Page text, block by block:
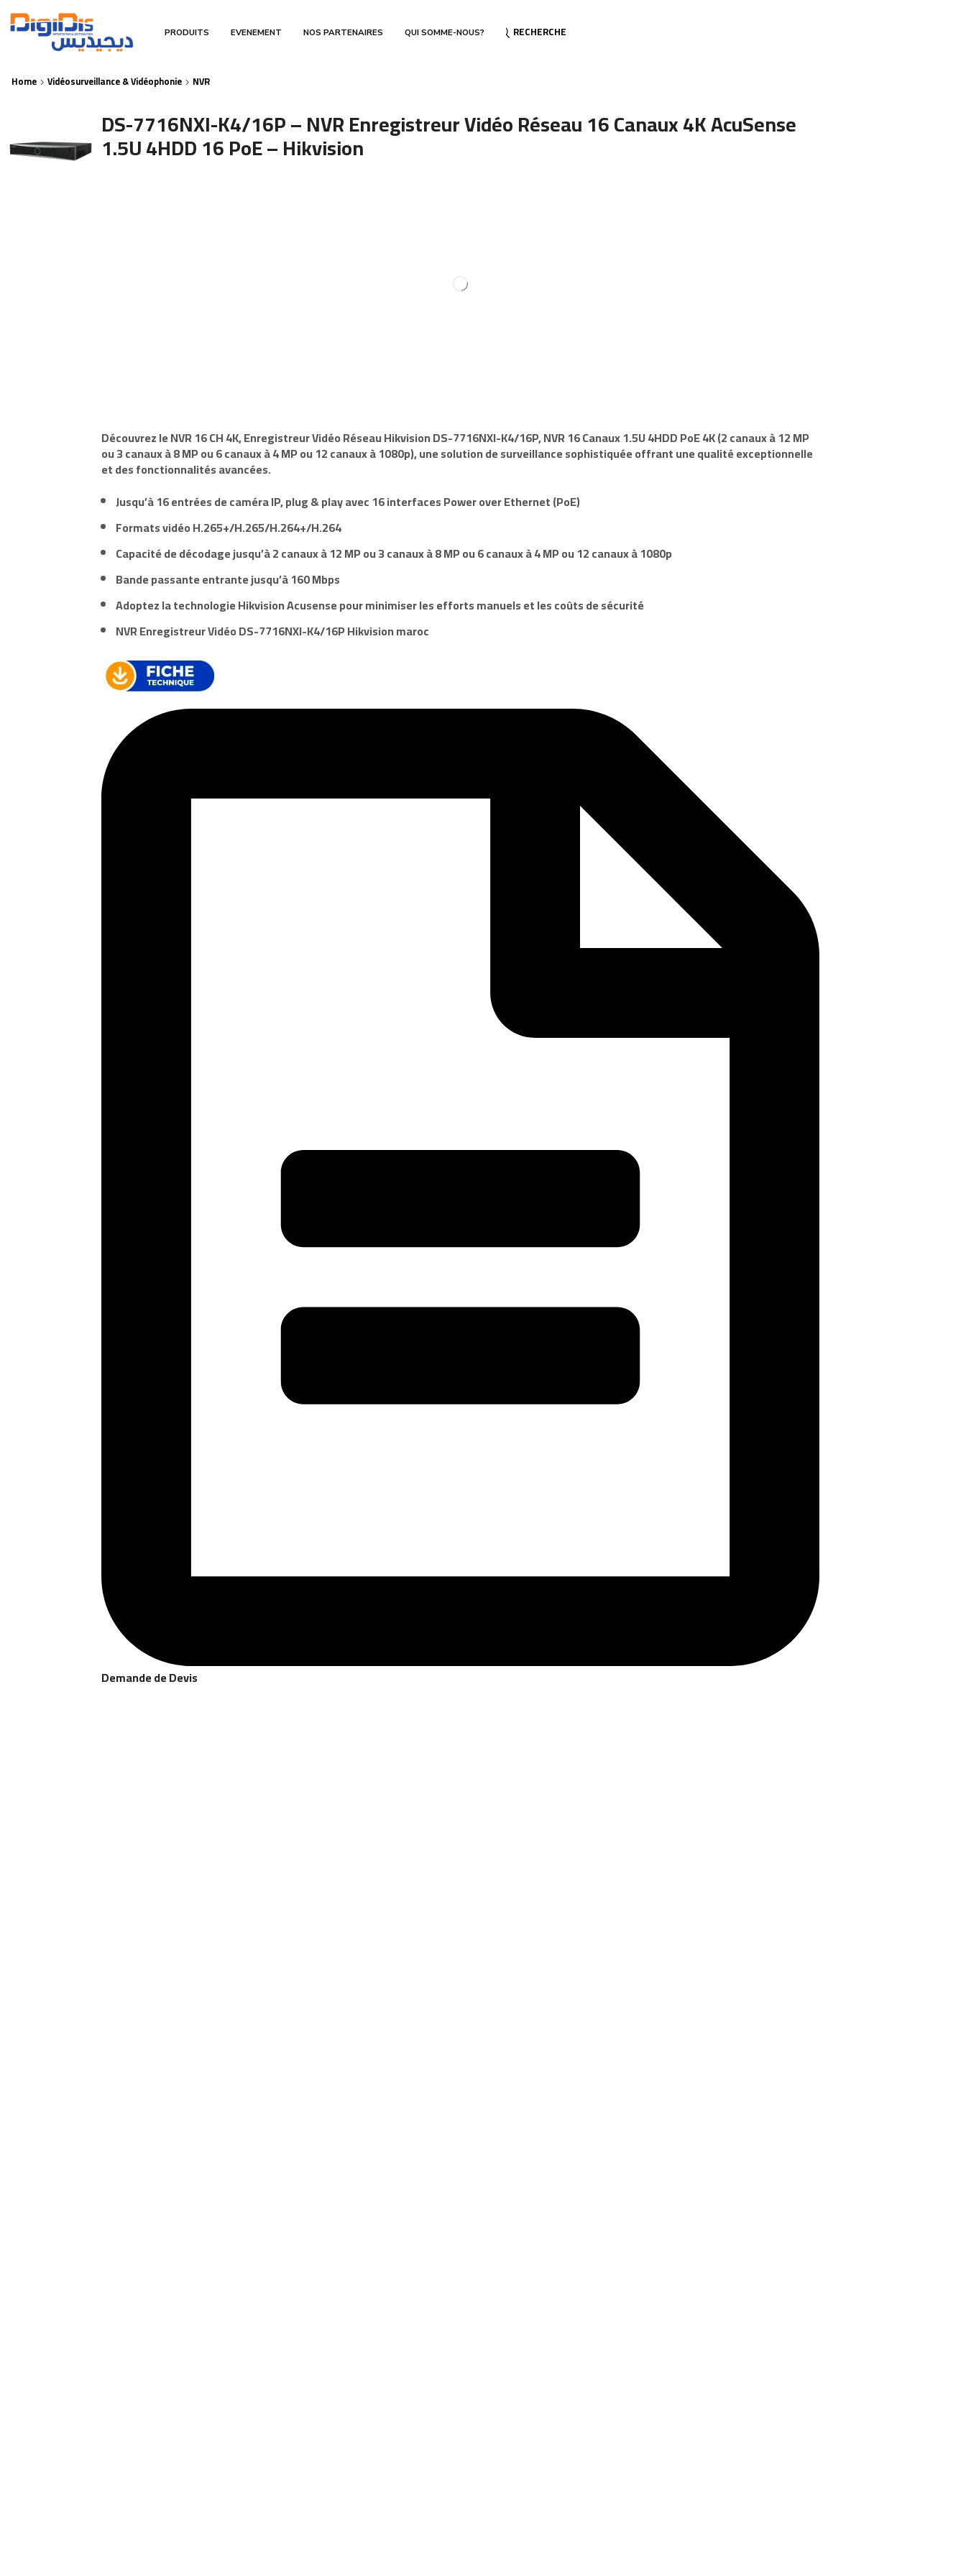
PRODUITS EVENEMENT NOS PARTENAIRES QUI SOMME-NOUS? RECHERCHE
Home Vidéosurveillance & Vidéophonie NVR
DS-7716NXI-K4/16P – NVR Enregistreur Vidéo Réseau 16 Canaux 4K AcuSense
1.5U 4HDD 16 PoE – Hikvision
Découvrez leNVR 16 CH4K,Enregistreur Vidéo RéseauHikvision DS-7716NXI-K4/16P,NVR 16 Canaux1.5U4HDDPoE4K(2 canaux à 12 MP
ou 3 canaux à 8 MP ou 6 canaux à 4 MP ou 12 canaux à 1080p), une solution desurveillancesophistiquée offrant une qualité exceptionnelle
et des fonctionnalités avancées.
Jusqu’à16 entrées de caméra IP, plug & play avec 16 interfacesPower over Ethernet (PoE)
Formats vidéo H.265+/H.265/H.264+/H.264
Capacité de décodage jusqu’à2 canaux à 12 MPou3 canaux à 8 MPou6 canaux à 4 MPou12 canaux à 1080p
Bande passante entrante jusqu’à160 Mbps
Adoptez la technologie Hikvision Acusense pour minimiser les efforts manuels et les coûts de sécurité
NVR Enregistreur VidéoDS-7716NXI-K4/16PHikvision maroc
Demande de Devis